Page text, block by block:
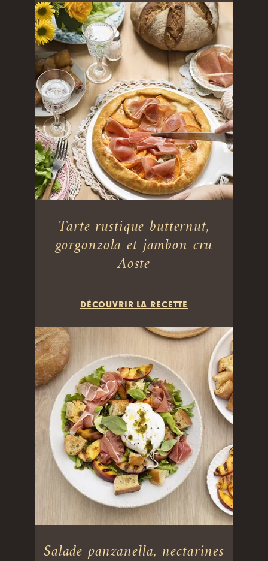
Tarte rustique butternut,
gorgonzola et jambon cru
Aoste
DÉCOUVRIR LA RECETTE
Salade panzanella, nectarines